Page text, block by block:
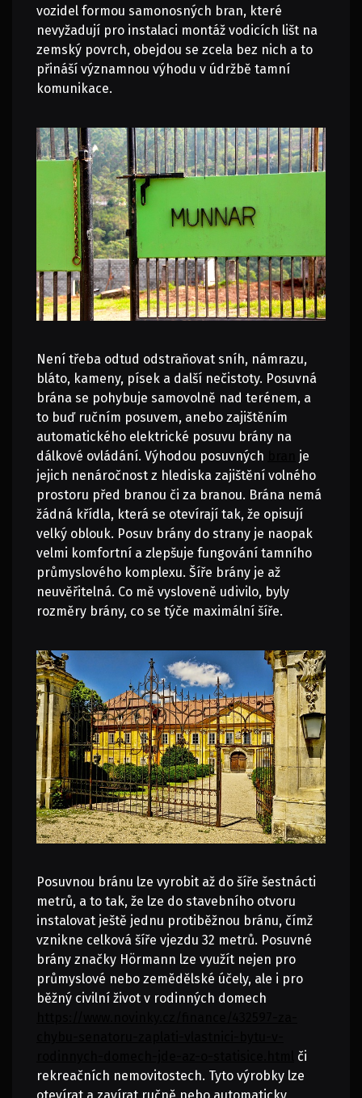
vozidel formou samonosných bran, které
nevyžadují pro instalaci montáž vodicích lišt na
zemský povrch, obejdou se zcela bez nich a to
přináší významnou výhodu v údržbě tamní
komunikace.
Není třeba odtud odstraňovat sníh, námrazu,
bláto, kameny, písek a další nečistoty. Posuvná
brána se pohybuje samovolně nad terénem, a
to buď ručním posuvem, anebo zajištěním
automatického elektrické posuvu brány na
dálkové ovládání. Výhodou posuvných
je
jejich nenáročnost z hlediska zajištění volného
prostoru před branou či za branou. Brána nemá
žádná křídla, která se otevírají tak, že opisují
velký oblouk. Posuv brány do strany je naopak
velmi komfortní a zlepšuje fungování tamního
průmyslového komplexu. Šíře brány je až
neuvěřitelná. Co mě vysloveně udivilo, byly
rozměry brány, co se týče maximální šíře.
Posuvnou bránu lze vyrobit až do šíře šestnácti
metrů, a to tak, že lze do stavebního otvoru
instalovat ještě jednu protiběžnou bránu, čímž
vznikne celková šíře vjezdu 32 metrů. Posuvné
brány značky Hörmann lze využít nejen pro
průmyslové nebo zemědělské účely, ale i pro
běžný civilní život v rodinných domech
či
rekreačních nemovitostech. Tyto výrobky lze
otevírat a zavírat ručně nebo automaticky